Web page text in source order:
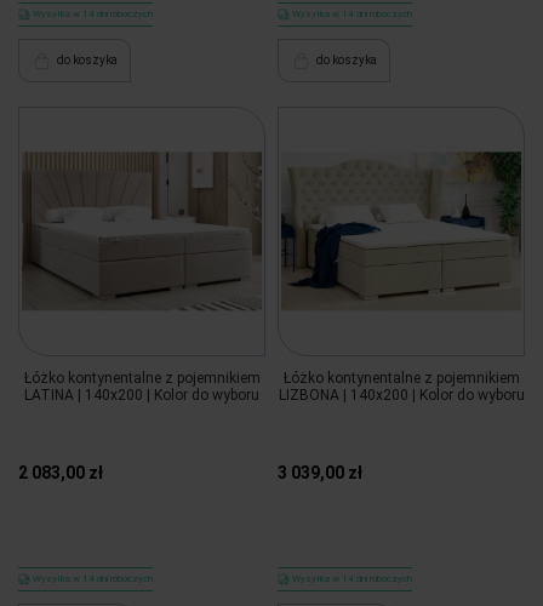
Wysyłka w 14 dni roboczych
do koszyka
Wysyłka w 14 dni roboczych
do koszyka
Łóżko kontynentalne z pojemnikiem
LATINA | 140x200 | Kolor do wyboru
2 083,00 zł
Wysyłka w 14 dni roboczych
Łóżko kontynentalne z pojemnikiem
LIZBONA | 140x200 | Kolor do wyboru
3 039,00 zł
Wysyłka w 14 dni roboczych